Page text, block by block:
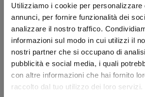
Utilizziamo i cookie per personalizzare
annunci, per fornire funzionalità dei
analizzare il nostro traffico.
informazioni sul modo in cui utilizzi il
nostri partner che si occupano di
pubblicità e social media, i quali
con altre informazioni che hai fornito
raccolto dal tuo utilizzo dei loro servizi.
Banderole STRAAP 20CM
Angebot
€3,90
Fascetta
Angebot
€1,90